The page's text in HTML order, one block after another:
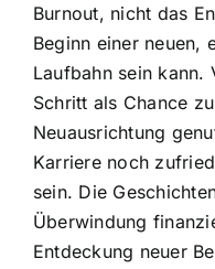
Burnout, nicht das
Beginn einer neuen,
Laufbahn sein kann.
Schritt als Chance
Neuausrichtung
Karriere noch
sein. Die
Überwindung
Entdeckung neuer